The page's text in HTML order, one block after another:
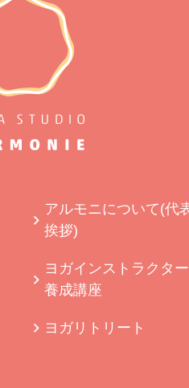
アルモニについて(代
挨拶)
ヨガインストラクター
養成講座
ヨガリトリート